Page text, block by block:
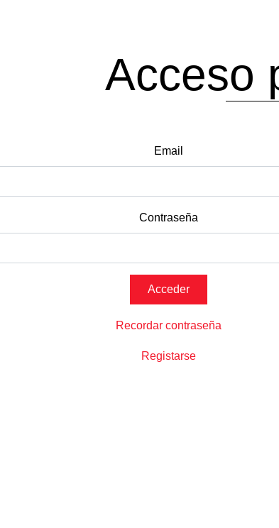
Acceso
Email
Contraseña
Recordar contraseña
Registarse